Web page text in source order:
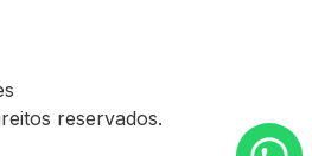
reservados.